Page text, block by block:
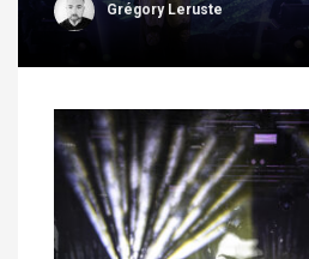
Grégory Leruste